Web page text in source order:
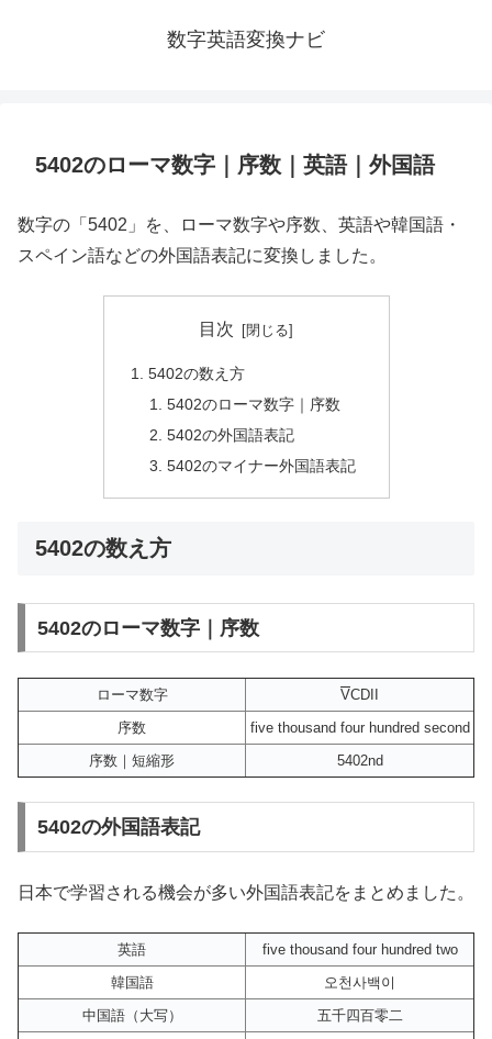
数字英語変換ナビ
5402のローマ数字｜序数｜英語｜外国語
数字の「5402」を、ローマ数字や序数、英語や韓国語・
スペイン語などの外国語表記に変換しました。
目次
5402の数え方
5402のローマ数字｜序数
5402の外国語表記
5402のマイナー外国語表記
5402の数え方
5402のローマ数字｜序数
ローマ数字 VCDII
序数
five thousand four hundred second
序数｜短縮形
5402nd
5402の外国語表記
日本で学習される機会が多い外国語表記をまとめました。
英語
five thousand four hundred two
韓国語
오천사백이
中国語（大写）
五千四百零二